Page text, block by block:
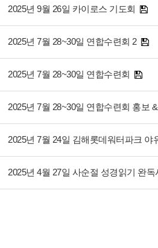
2025년 9월 26일 카이로스 기도회
2025년 7월 28~30일 연합수련회 2
2025년 7월 28~30일 연합수련회
2025년 7월 28~30일 연합수련회 홍보
2025년 7월 24일 김해롯데워터파크 야
2025년 4월 27일 사순절 성경읽기 완